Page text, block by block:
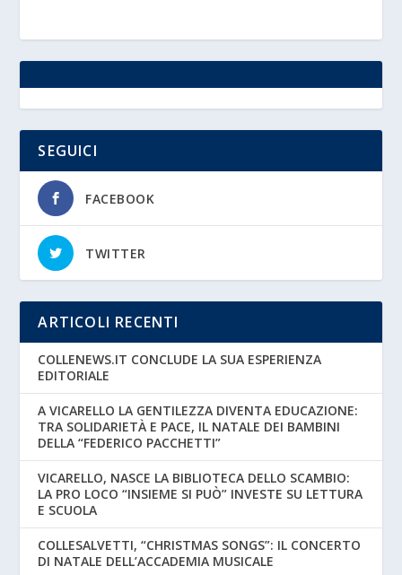
SEGUICI
FACEBOOK
TWITTER
ARTICOLI RECENTI
COLLENEWS.IT CONCLUDE LA SUA ESPERIENZA
EDITORIALE
A VICARELLO LA GENTILEZZA DIVENTA EDUCAZIONE:
TRA SOLIDARIETÀ E PACE, IL NATALE DEI BAMBINI
DELLA “FEDERICO PACCHETTI”
VICARELLO, NASCE LA BIBLIOTECA DELLO SCAMBIO:
LA PRO LOCO “INSIEME SI PUÒ” INVESTE SU LETTURA
E SCUOLA
COLLESALVETTI, “CHRISTMAS SONGS”: IL CONCERTO
DI NATALE DELL’ACCADEMIA MUSICALE